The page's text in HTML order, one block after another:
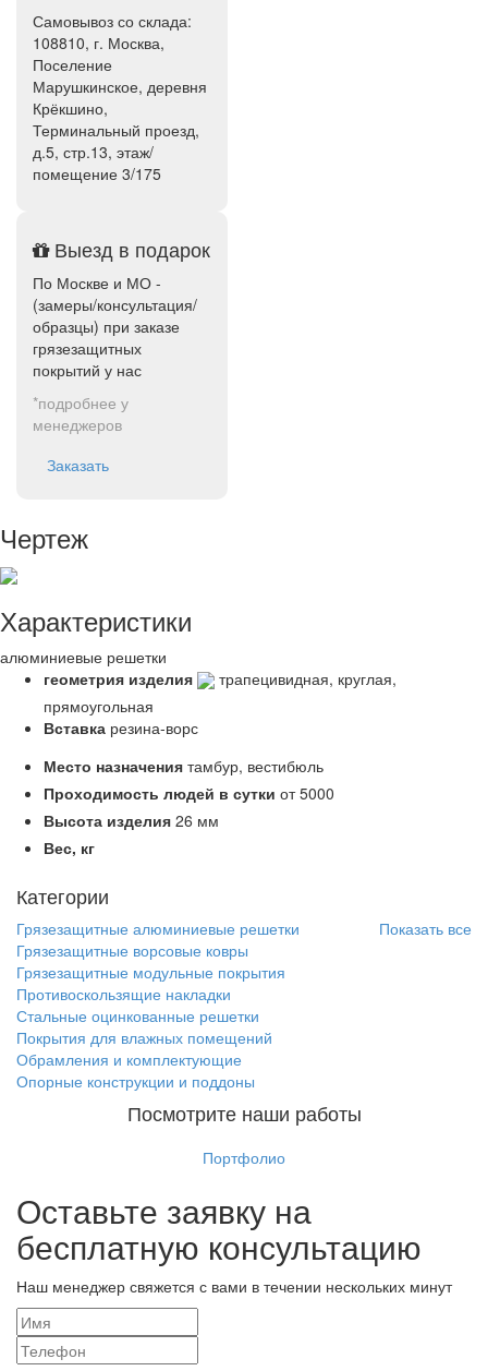
Самовывоз со склада:
108810, г. Москва,
Поселение
Марушкинское, деревня
Крёкшино,
Терминальный проезд,
д.5, стр.13, этаж/
помещение 3/175
Выезд в подарок
По Москве и МО -
(замеры/консультация/
образцы) при заказе
грязезащитных
покрытий у нас
*подробнее у
менеджеров
Заказать
Чертеж
Характеристики
алюминиевые решетки
геометрия изделия
трапецивидная, круглая,
прямоугольная
Вставка резина-ворс
Место назначения тамбур, вестибюль
Проходимость людей в сутки от 5000
Высота изделия 26 мм
Вес, кг
Категории
Показать все
Грязезащитные алюминиевые решетки
Грязезащитные ворсовые ковры
Грязезащитные модульные покрытия
Противоскользящие накладки
Стальные оцинкованные решетки
Покрытия для влажных помещений
Обрамления и комплектующие
Опорные конструкции и поддоны
Посмотрите наши работы
Портфолио
Оставьте заявку на
бесплатную консультацию
Наш менеджер свяжется с вами в течении нескольких минут